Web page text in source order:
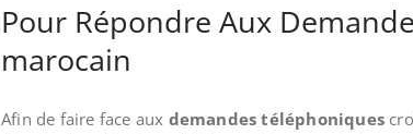
Pour Répondre Aux
marocain
Afin de faire face aux demandes téléphoniques